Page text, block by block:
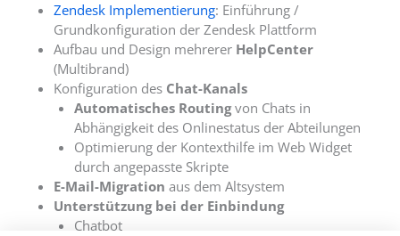
Zendesk Implementierung: Einführung /
Grundkonfiguration der Zendesk Plattform
Aufbau und Design mehrerer HelpCenter
(Multibrand)
Konfiguration des Chat-Kanals
Automatisches Routingvon Chats in
Abhängigkeit des Onlinestatus der Abteilungen
Optimierung der Kontexthilfe im Web Widget
durch angepasste Skripte
E-Mail-Migration aus dem Altsystem
Unterstützung bei der Einbindung
Chatbot